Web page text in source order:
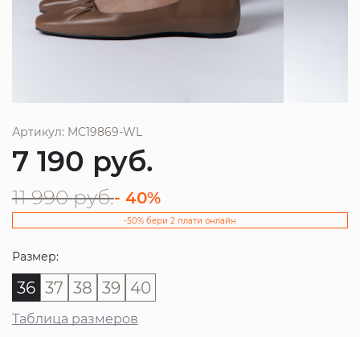
Артикул: MC19869-WL
7 190 руб.
11 990 руб.- 40%
-50% бери 2 плати онлайн
Размер:
36 37 38 39 40
Таблица размеров